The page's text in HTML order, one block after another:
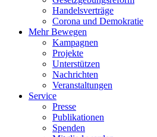
Handelsverträge
Corona und Demokratie
Mehr Bewegen
Kampagnen
Projekte
Unterstützen
Nachrichten
Veranstaltungen
Service
Presse
Publikationen
Spenden